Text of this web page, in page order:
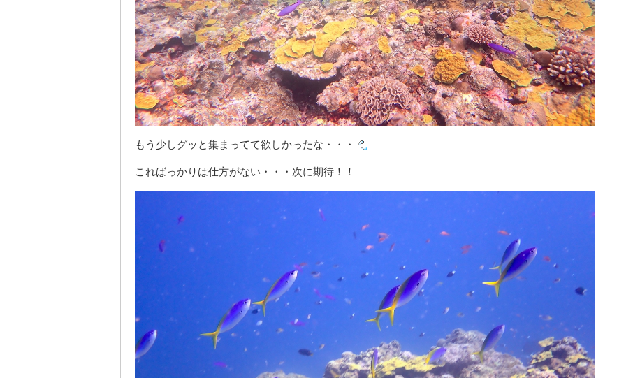
もう少しグッと集まってて欲しかったな・・・
こればっかりは仕方がない・・・次に期待！！